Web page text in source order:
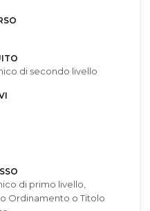
di secondo livello
di primo livello,
Ordinamento o Titolo